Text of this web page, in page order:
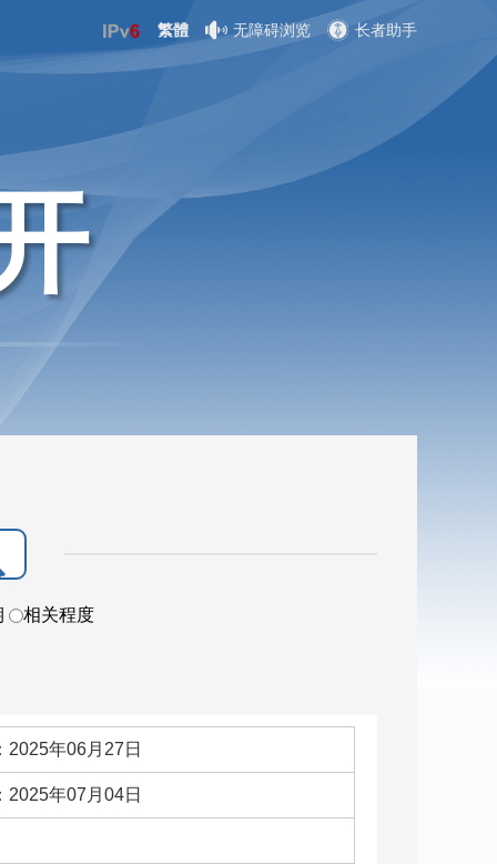
繁體 无障碍浏览 长者助手
相关程度
2025年06月27日
2025年07月04日